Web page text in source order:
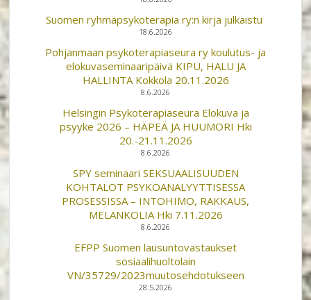
Suomen ryhmäpsykoterapia ry:n kirja julkaistu
18.6.2026
Pohjanmaan psykoterapiaseura ry koulutus- ja
elokuvaseminaaripäivä KIPU, HALU JA
HALLINTA Kokkola 20.11.2026
8.6.2026
Helsingin Psykoterapiaseura Elokuva ja
psyyke 2026 – HÄPEÄ JA HUUMORI Hki
20.-21.11.2026
8.6.2026
SPY seminaari SEKSUAALISUUDEN
KOHTALOT PSYKOANALYYTTISESSA
PROSESSISSA – INTOHIMO, RAKKAUS,
MELANKOLIA Hki 7.11.2026
8.6.2026
EFPP Suomen lausuntovastaukset
sosiaalihuoltolain
VN/35729/2023muutosehdotukseen
28.5.2026